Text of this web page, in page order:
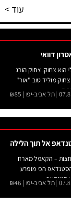
עוד >
דוואי
הוא צחוק. צחוק הורג
מוליד טוב "אור"
07.8 | תל אביב-יפו | ₪85
אל תוך הלילה
– הקאמל מארח
הכי מופרע
07.8 | תל אביב-יפו | ₪46